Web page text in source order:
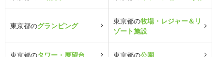
東京都のグランピング
東京都の牧場・レジャー＆リ
ゾート施設
東京都のタワー・展望台 東京都の公園